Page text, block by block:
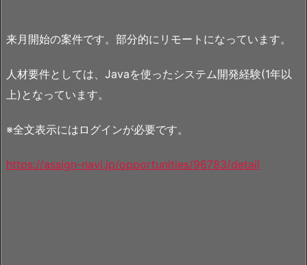
来月開始の案件です。部分的にリモートになっています。
人材要件としては、Javaを使ったシステム開発経験(1年以
上)となっています。
※全文表示にはログインが必要です。
https://assign-navi.jp/opportunities/96783/detail